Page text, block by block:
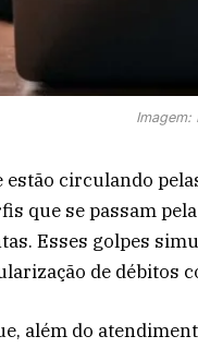
Imagem:
estão circulando
que se passam
Esses golpes
de débitos
além do